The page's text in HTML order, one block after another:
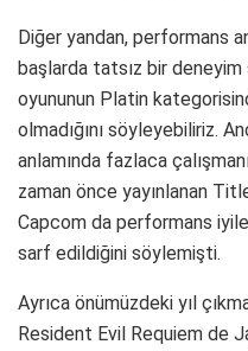
Diğer yandan, performans
başlarda tatsız bir
oyununun Platin
olmadığını söyleyebiliriz.
anlamında fazlaca
zaman önce yayınlanan
Capcom da performans
sarf edildiğini söylemişti.
Ayrıca önümüzdeki yıl
Resident Evil Requiem de